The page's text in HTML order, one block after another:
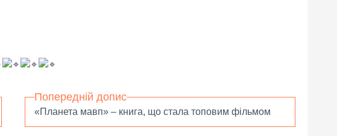
Попередній допис
«Планета мавп» – книга, що стала топовим фільмом